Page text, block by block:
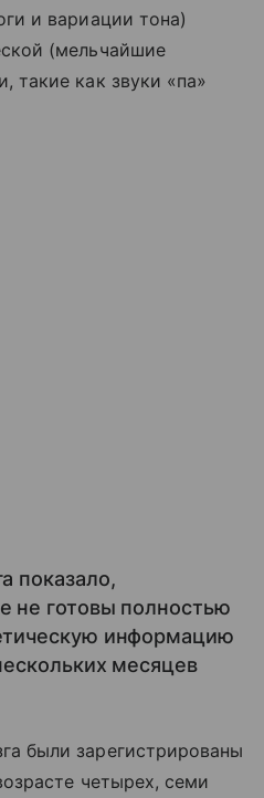
и вариации тона)
(мельчайшие
такие как звуки «па»
показало,
не готовы полностью
информацию
месяцев
были зарегистрированы
четырех, семи